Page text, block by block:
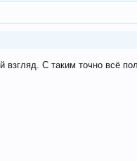
С таким точно всё